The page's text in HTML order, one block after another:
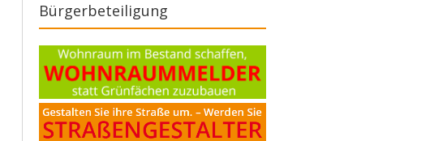
Bürgerbeteiligung